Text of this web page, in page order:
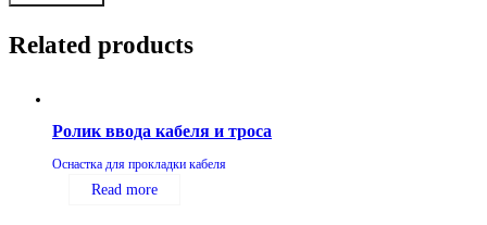
Related products
Ролик ввода кабеля и троса
Оснастка для прокладки кабеля
Read more